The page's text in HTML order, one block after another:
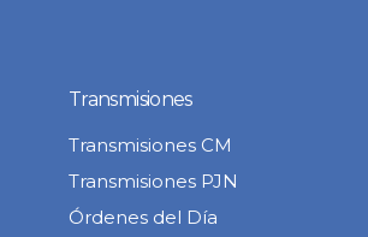
Transmisiones
Transmisiones CM
Transmisiones PJN
Órdenes del Día